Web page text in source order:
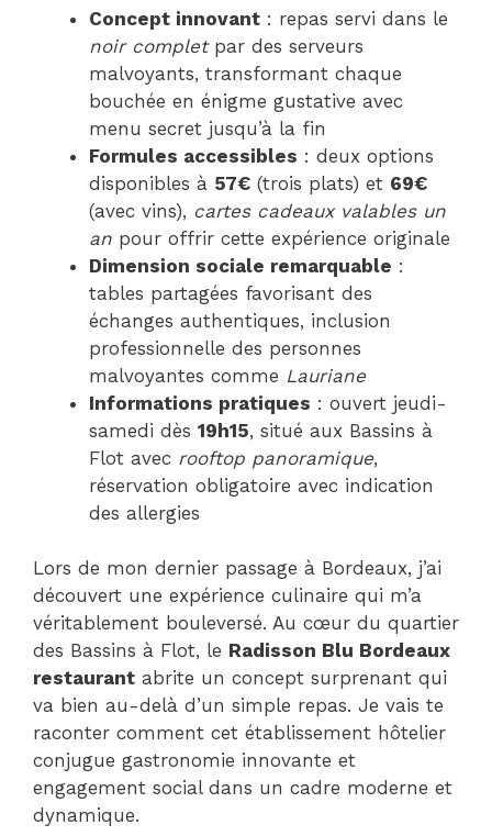
Concept innovant : repas servi dans le
noir completpar des serveurs
malvoyants, transformant chaque
bouchée en énigme gustative avec
menu secret jusqu’à la fin
Formules accessibles : deux options
disponibles à 57€ (trois plats) et 69€
(avec vins), cartes cadeaux valables un
an pour offrir cette expérience originale
Dimension sociale remarquable :
tables partagées favorisant des
échanges authentiques, inclusion
professionnelle des personnes
malvoyantes comme Lauriane
Informations pratiques : ouvert jeudi-
samedi dès 19h15, situé aux Bassins à
Flot avec rooftop panoramique,
réservation obligatoire avec indication
des allergies
Lors de mon dernier passage à Bordeaux, j’ai
découvert une expérience culinaire qui m’a
véritablement bouleversé. Au cœur du quartier
des Bassins à Flot, le Radisson Blu Bordeaux
restaurant abrite un concept surprenant qui
va bien au-delà d’un simple repas. Je vais te
raconter comment cet établissement hôtelier
conjugue gastronomie innovante et
engagement social dans un cadre moderne et
dynamique.